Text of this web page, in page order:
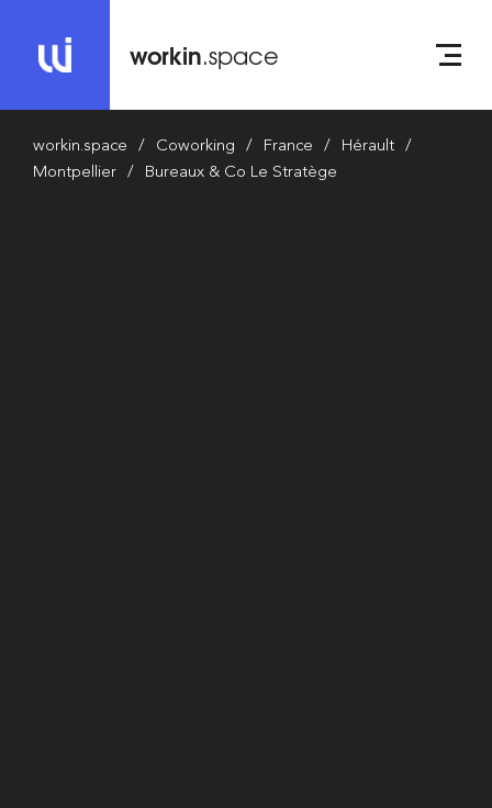
workin.space
workin.space Coworking France
Hérault
Montpellier
Bureaux & Co Le Stratège